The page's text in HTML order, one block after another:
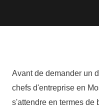
Avant de demander un
chefs d'entreprise en
s'attendre en termes de